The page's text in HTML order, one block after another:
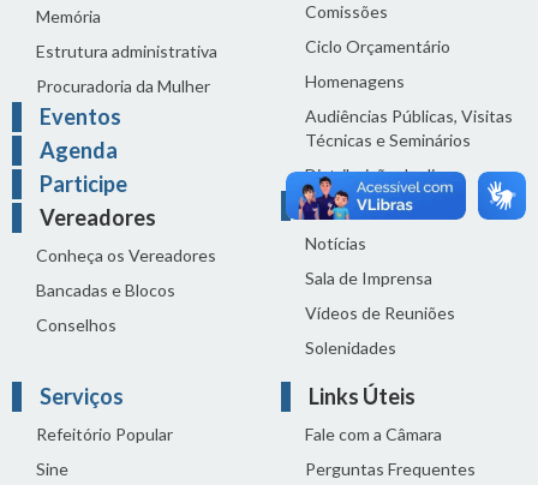
Memória
Estrutura administrativa
Procuradoria da Mulher
Eventos
Agenda
Participe
Vereadores
Conheça os Vereadores
Bancadas e Blocos
Conselhos
Comissões
Ciclo Orçamentário
Homenagens
Audiências Públicas, Visitas
Técnicas e Seminários
Distribuição do dia
Comunicação
Notícias
Sala de Imprensa
Vídeos de Reuniões
Solenidades
Serviços
Refeitório Popular
Sine
Links Úteis
Fale com a Câmara
Perguntas Frequentes